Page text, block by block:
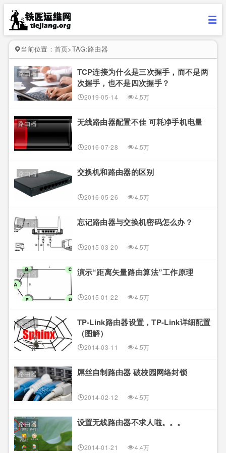
当前位置： 首页>TAG:路由器
路由器
TCP连接为什么是三次握手，而不是两
次握手，也不是四次握手？
2019-05-14 4.5万
路由器 无线路由器配置不佳 可耗净手机电量
2016-07-28 4.5万
路由器 交换机和路由器的区别
2016-05-26 4.5万
路由器 忘记路由器与交换机密码怎么办？
2015-03-20 4.5万
路由器 演示“距离矢量路由算法”工作原理
2015-01-22 4.5万
路由器
TP-Link路由器设置，TP-Link详细配置
（图解）
2014-03-11 4.5万
路由器 屌丝自制路由器 破校园网络封锁
2014-02-12 4.5万
路由器 设置无线路由器不求人啦。。。
2014-01-21 4.4万